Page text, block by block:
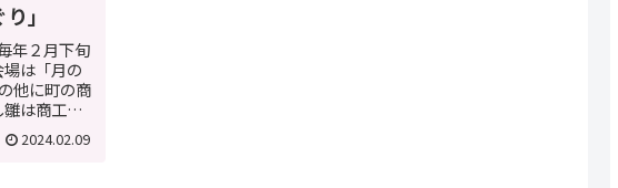
」
年２月下旬
は「月の
他に町の商
は商工会
2024.02.09